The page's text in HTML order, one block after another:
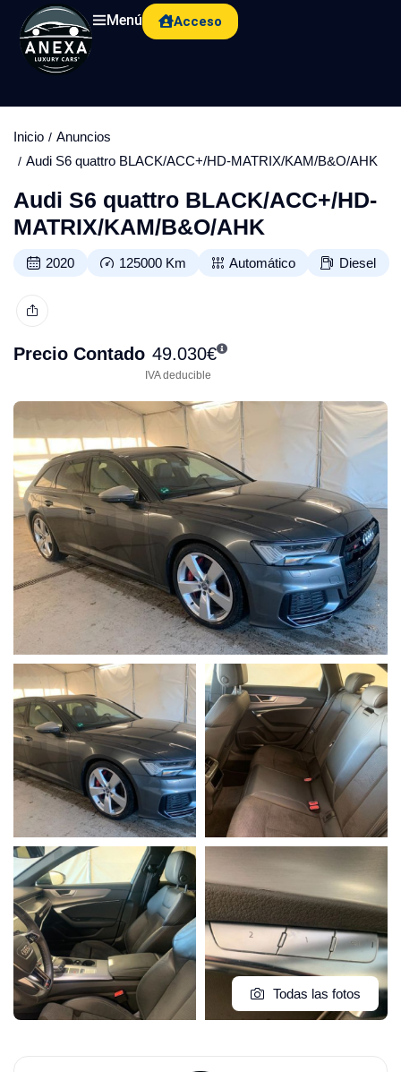
Menú Acceso
Inicio
Anuncios
Audi S6 quattro BLACK/ACC+/HD-MATRIX/KAM/B&O/AHK
Audi S6 quattro BLACK/ACC+/HD-
MATRIX/KAM/B&O/AHK
2020 125000 Km Automático Diesel
Precio Contado 49.030€
IVA deducible
Todas las fotos